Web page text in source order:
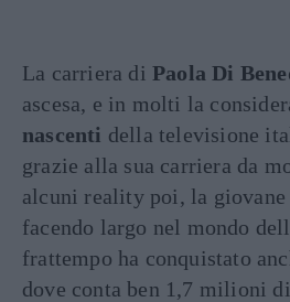
La carriera di Paola Di
ascesa, e in molti la
nascenti della televisione
grazie alla sua carriera da
alcuni reality poi, la
facendo largo nel mondo
frattempo ha conquistato
dove conta ben 1,7 milioni